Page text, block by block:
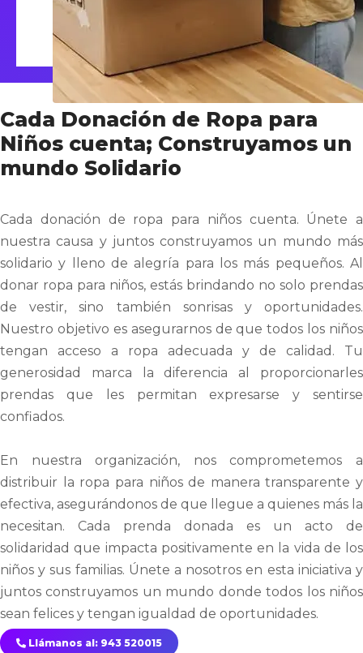
Cada Donación de Ropa para
Niños cuenta; Construyamos un
mundo Solidario
Cada donación de ropa para niños cuenta. Únete a
nuestra causa y juntos construyamos un mundo más
solidario y lleno de alegría para los más pequeños. Al
donar ropa para niños, estás brindando no solo prendas
de vestir, sino también sonrisas y oportunidades.
Nuestro objetivo es asegurarnos de que todos los niños
tengan acceso a ropa adecuada y de calidad. Tu
generosidad marca la diferencia al proporcionarles
prendas que les permitan expresarse y sentirse
confiados.
En nuestra organización, nos comprometemos a
distribuir la ropa para niños de manera transparente y
efectiva, asegurándonos de que llegue a quienes más la
necesitan. Cada prenda donada es un acto de
solidaridad que impacta positivamente en la vida de los
niños y sus familias. Únete a nosotros en esta iniciativa y
juntos construyamos un mundo donde todos los niños
sean felices y tengan igualdad de oportunidades.
Llámanos al: 943 520015